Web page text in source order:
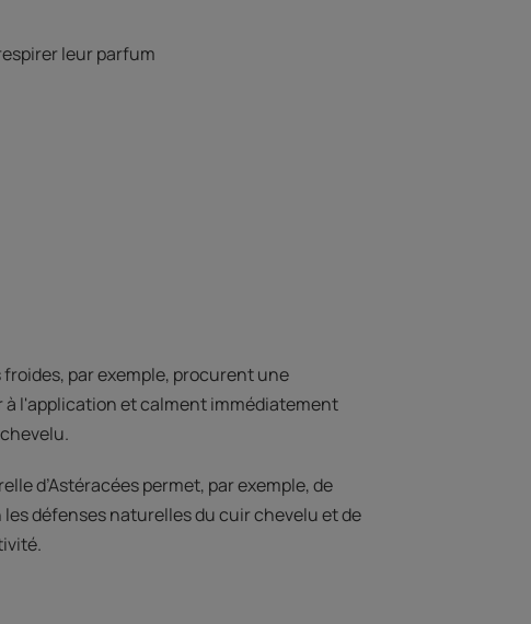
leur parfum
par exemple, procurent une
l'application et calment immédiatement
d’Astéracées permet, par exemple, de
défenses naturelles du cuir chevelu et de